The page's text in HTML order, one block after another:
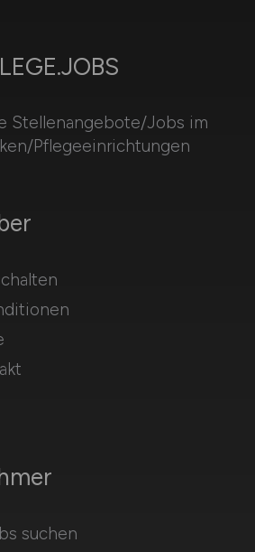
Stellenangebote/Jobs im
Pflegeeinrichtungen
suchen